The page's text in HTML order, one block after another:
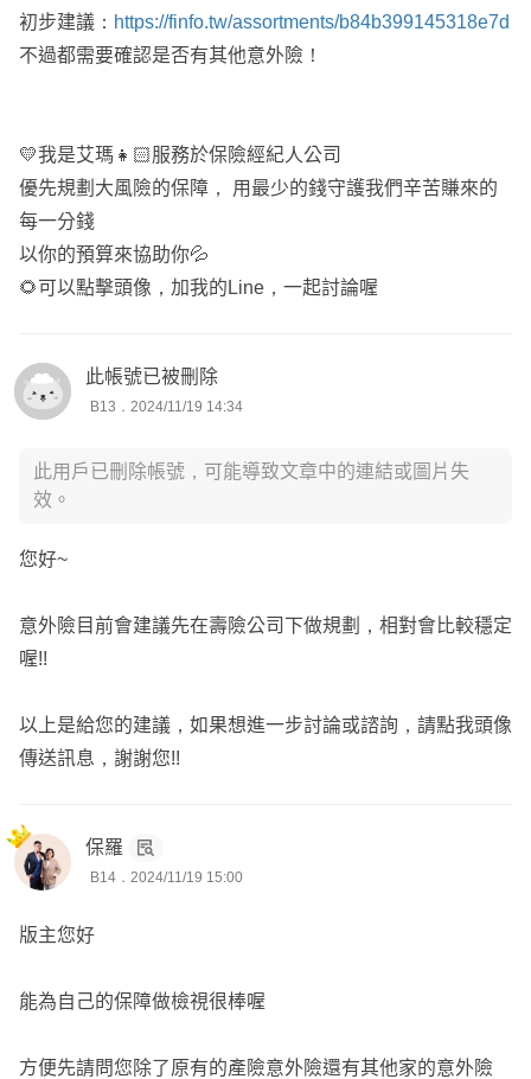
初步建議： https://finfo.tw/assortments/b84b399145318e7d
不過都需要確認是否有其他意外險！
💛我是艾瑪👧🏻服務於保險經紀人公司
優先規劃大風險的保障， 用最少的錢守護我們辛苦賺來的
每一分錢
以你的預算來協助你💦
🌻可以點擊頭像，加我的Line，一起討論喔
此帳號已被刪除
B13．2024/11/19 14:34
此用戶已刪除帳號，可能導致文章中的連結或圖片失
效。
您好~
意外險目前會建議先在壽險公司下做規劃，相對會比較穩定
喔!!
以上是給您的建議，如果想進一步討論或諮詢，請點我頭像
傳送訊息，謝謝您!!
保羅
B14．2024/11/19 15:00
版主您好
能為自己的保障做檢視很棒喔
方便先請問您除了原有的產險意外險還有其他家的意外險